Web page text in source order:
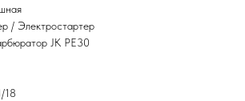
/ Электростартер
JK PE30
18